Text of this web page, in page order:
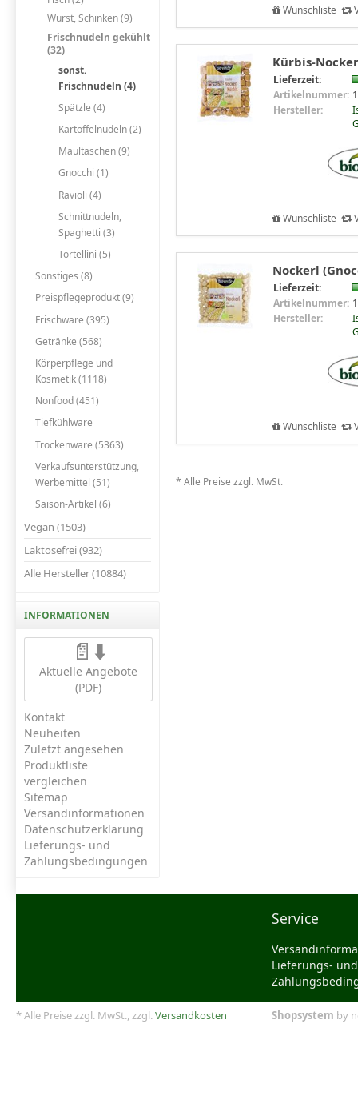
Wurst, Schinken (9)
Frischnudeln gekühlt
(32)
sonst.
Frischnudeln (4)
Spätzle (4)
Kartoffelnudeln (2)
Maultaschen (9)
Gnocchi (1)
Ravioli (4)
Schnittnudeln,
Spaghetti (3)
Tortellini (5)
Sonstiges (8)
Preispflegeprodukt (9)
Frischware (395)
Getränke (568)
Körperpflege und
Kosmetik (1118)
Nonfood (451)
Tiefkühlware
Trockenware (5363)
Verkaufsunterstützung,
Werbemittel (51)
Saison-Artikel (6)
Vegan (1503)
Laktosefrei (932)
Alle Hersteller (10884)
INFORMATIONEN
📄⬇️
Aktuelle Angebote
(PDF)
Kontakt
Neuheiten
Zuletzt angesehen
Produktliste
vergleichen
Sitemap
Versandinformationen
Datenschutzerklärung
Lieferungs- und
Zahlungsbedingungen
Wunschliste
Kürbis-
Lieferzeit:
Artikelnummer:
Hersteller:
Wunschliste
Nockerl
Lieferzeit:
Artikelnummer:
Hersteller:
Wunschliste
* Alle Preise zzgl. MwSt.
Service
Lieferungs- und
* Alle Preise zzgl. MwSt., zzgl.Versandkosten Shopsystem by